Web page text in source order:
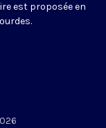
est proposée en